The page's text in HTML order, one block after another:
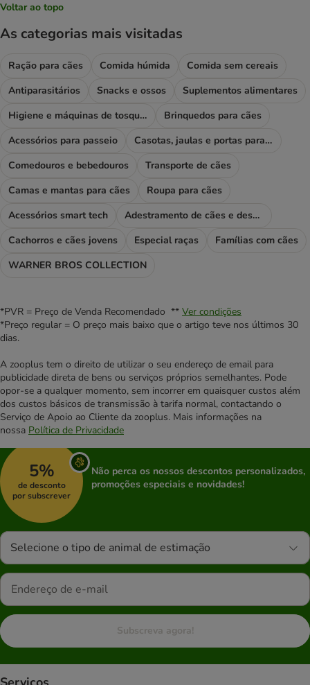
Voltar ao topo
As categorias mais visitadas
Ração para cães Comida húmida
Comida sem cereais
Antiparasitários
Snacks e ossos
Suplementos alimentares
Higiene e máquinas de tosquiar
Brinquedos para cães
Acessórios para passeio
Casotas, jaulas e portas para cães
Comedouros e bebedouros
Transporte de cães
Camas e mantas para cães
Roupa para cães
Acessórios smart tech
Adestramento de cães e desporto
Cachorros e cães jovens
Especial raças
Famílias com cães
WARNER BROS COLLECTION
*PVR = Preço de Venda Recomendado ** Ver condições
*Preço regular = O preço mais baixo que o artigo teve nos últimos 30
dias.
A zooplus tem o direito de utilizar o seu endereço de email para
publicidade direta de bens ou serviços próprios semelhantes. Pode
opor-se a qualquer momento, sem incorrer em quaisquer custos além
dos custos básicos de transmissão à tarifa normal, contactando o
Serviço de Apoio ao Cliente da zooplus. Mais informações na
nossa Política de Privacidade
5%
de desconto
por subscrever
Não perca os nossos descontos personalizados,
promoções especiais e novidades!
Selecione o tipo de animal de estimação
Subscreva agora!